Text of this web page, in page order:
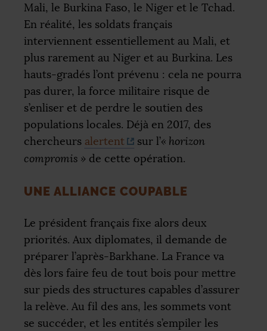
Mali, le Burkina Faso, le Niger et le Tchad.
En réalité, les soldats français
interviennent essentiellement au Mali, et
plus rarement au Niger et au Burkina. Les
hauts-gradés l’ont prévenu : cela ne pourra
pas durer, la force militaire risque de
s’enliser et de perdre le soutien des
populations locales. Déjà en 2017, des
chercheurs alertent sur l’« horizon
compromis » de cette opération.
UNE ALLIANCE COUPABLE
Le président français fixe alors deux
priorités. Aux diplomates, il demande de
préparer l’après-Barkhane. La France va
dès lors faire feu de tout bois pour mettre
sur pieds des structures capables d’assurer
la relève. Au fil des ans, les sommets vont
se succéder, et les entités s’empiler les